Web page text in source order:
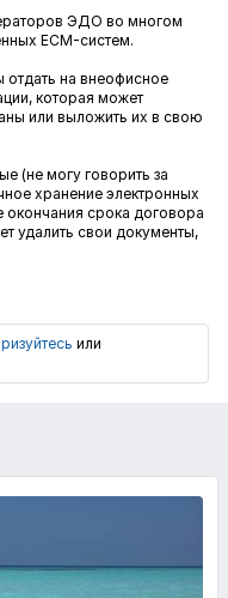
ЭДО во многом
ECM-систем.
отдать на внеофисное
которая может
или выложить их в свою
(не могу говорить за
хранение электронных
окончания срока договора
удалить свои документы,
или